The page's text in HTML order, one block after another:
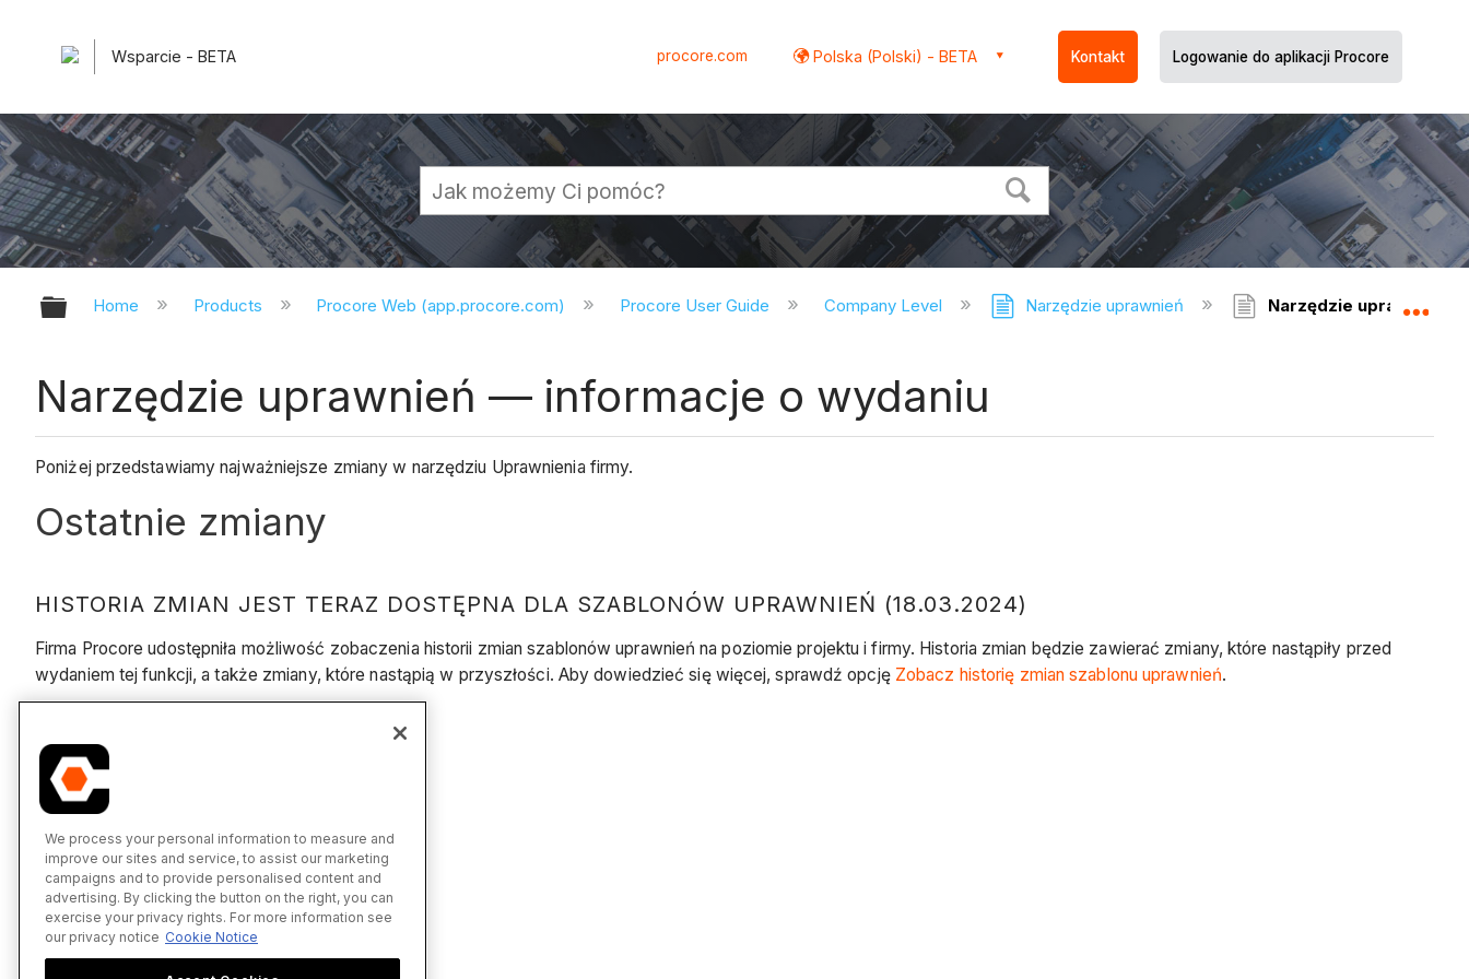
Wsparcie - BETA procore.com Polska (Polski) - BETA Kontakt Logowanie do aplikacji Procore
Expand/collapse global hierarchy
Home Products Procore Web (app.procore.com) Procore User Guide Company Level Narzędzie uprawnień Narzędzie uprawnień
Narzędzie uprawnień — informacje o wydaniu
Poniżej przedstawiamy najważniejsze zmiany w narzędziu Uprawnienia firmy.
Ostatnie zmiany
HISTORIA ZMIAN JEST TERAZ DOSTĘPNA DLA SZABLONÓW UPRAWNIEŃ (18.03.2024)
Firma Procore udostępniła możliwość zobaczenia historii zmian szablonów uprawnień na poziomie projektu i firmy. Historia zmian będzie zawierać zmiany, które nastąpiły przed
wydaniem tej funkcji, a także zmiany, które nastąpią w przyszłości. Aby dowiedzieć się więcej, sprawdź opcję Zobacz historię zmian szablonu uprawnień.
We process your personal information to measure and
improve our sites and service, to assist our marketing
campaigns and to provide personalised content and
advertising. By clicking the button on the right, you can
exercise your privacy rights. For more information see
our privacy notice Cookie Notice